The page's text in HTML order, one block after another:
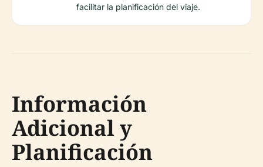
facilitar la planificación del viaje.
Información
Adicional y
Planificación